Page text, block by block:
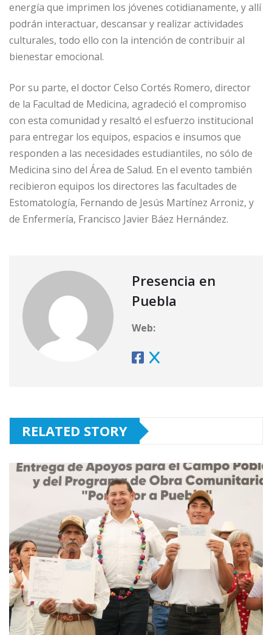
energía que imprimen los jóvenes cotidianamente, y allí
podrán interactuar, descansar y realizar actividades
culturales, todo ello con la intención de contribuir al
bienestar emocional.
Por su parte, el doctor Celso Cortés Romero, director
de la Facultad de Medicina, agradeció el compromiso
con esta comunidad y resaltó el esfuerzo institucional
para entregar los equipos, espacios e insumos que
responden a las necesidades estudiantiles, no sólo de
Medicina sino del Área de Salud. En el evento también
recibieron equipos los directores las facultades de
Estomatología, Fernando de Jesús Martínez Arroniz, y
de Enfermería, Francisco Javier Báez Hernández.
Presencia en
Puebla
Web:
RELATED STORY